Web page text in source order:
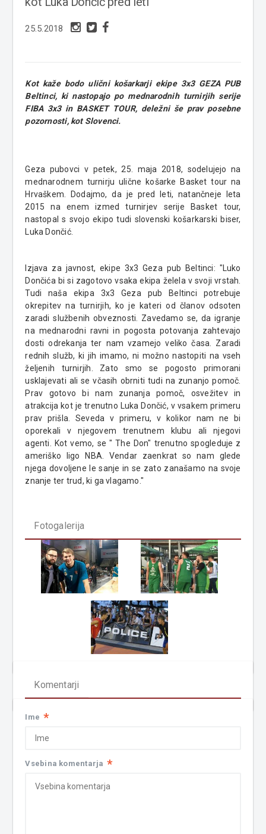
25.5.2018
Kot kaže bodo ulični košarkarji ekipe 3x3 GEZA PUB
Beltinci, ki nastopajo po mednarodnih turnirjih serije
FIBA 3x3 in BASKET TOUR, deležni še prav posebne
pozornosti, kot Slovenci.
Geza pubovci v petek, 25. maja 2018, sodelujejo na
mednarodnem turnirju ulične košarke Basket tour na
Hrvaškem. Dodajmo, da je pred leti, natančneje leta
2015 na enem izmed turnirjev serije Basket tour,
nastopal s svojo ekipo tudi slovenski košarkarski biser,
Luka Dončić.
Izjava za javnost, ekipe 3x3 Geza pub Beltinci: "Luko
Dončića bi si zagotovo vsaka ekipa želela v svoji vrstah.
Tudi naša ekipa 3x3Geza pub Beltinci potrebuje
okrepitev na turnirjih, ko je kateri od članov odsoten
zaradi službenih obveznosti. Zavedamo se, da igranje
na mednarodni ravni in pogosta potovanja zahtevajo
dosti odrekanja ter nam vzamejo veliko časa. Zaradi
rednih služb, ki jih imamo, ni možno nastopiti na vseh
željenih turnirjih. Zato smo se pogosto primorani
usklajevati ali se včasih obrniti tudi na zunanjo pomoč.
Prav gotovo bi nam zunanja pomoč, osvežitev in
atrakcija kot je trenutno Luka Dončić, v vsakem primeru
prav prišla. Seveda v primeru, v kolikor nam ne bi
oporekali v njegovem trenutnem klubu ali njegovi
agenti. Kot vemo, se " The Don" trenutno spogleduje z
ameriško ligo NBA. Vendar zaenkrat so nam glede
njega dovoljene le sanje in se zato zanašamo na svoje
znanje ter trud, ki ga vlagamo."
Fotogalerija
Komentarji
Ime *
Vsebina komentarja *